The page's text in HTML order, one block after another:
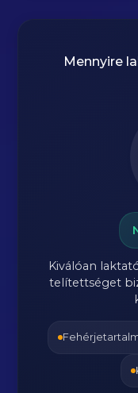
Mennyire
Kiválóan
telítettséget